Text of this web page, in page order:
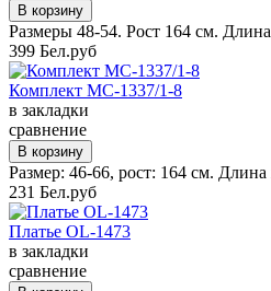
Размеры 48-54. Рост 164 см.
399 Бел.руб
Комплект MC-1337/1-8
в закладки
сравнение
Размер: 46-66, рост: 164 см.
231 Бел.руб
Платье OL-1473
в закладки
сравнение